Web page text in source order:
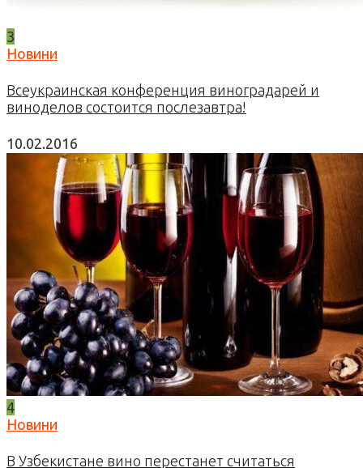
3
Новини
Всеукраинская конференция виноградарей и
виноделов состоится послезавтра!
10.02.2016
4
Новини
В Узбекистане вино перестанет считаться